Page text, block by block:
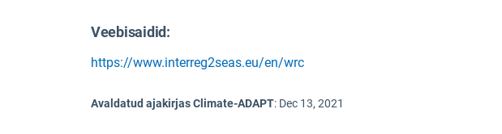
Veebisaidid:
https://www.interreg2seas.eu/en/wrc
Avaldatud ajakirjas Climate-ADAPT: Dec 13, 2021